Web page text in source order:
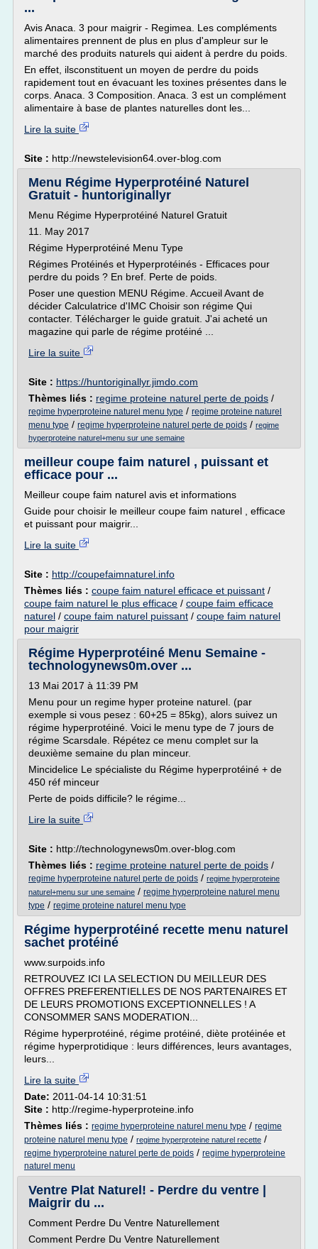
...
Avis Anaca. 3 pour maigrir - Regimea. Les compléments
alimentaires prennent de plus en plus d'ampleur sur le
marché des produits naturels qui aident à perdre du poids.
En effet, ilsconstituent un moyen de perdre du poids
rapidement tout en évacuant les toxines présentes dans le
corps. Anaca. 3 Composition. Anaca. 3 est un complément
alimentaire à base de plantes naturelles dont les...
Lire la suite
Site : http://newstelevision64.over-blog.com
Menu Régime Hyperprotéiné Naturel
Gratuit - huntoriginallyr
Menu Régime Hyperprotéiné Naturel Gratuit
11. May 2017
Régime Hyperprotéiné Menu Type
Régimes Protéinés et Hyperprotéinés - Efficaces pour
perdre du poids ? En bref. Perte de poids.
Poser une question MENU Régime. Accueil Avant de
décider Calculatrice d'IMC Choisir son régime Qui
contacter. Télécharger le guide gratuit. J'ai acheté un
magazine qui parle de régime protéiné ...
Lire la suite
Site : https://huntoriginallyr.jimdo.com
Thèmes liés : regime proteine naturel perte de poids /
regime hyperproteine naturel menu type / regime proteine naturel
menu type / regime hyperproteine naturel perte de poids / regime
hyperproteine naturel+menu sur une semaine
meilleur coupe faim naturel , puissant et
efficace pour ...
Meilleur coupe faim naturel avis et informations
Guide pour choisir le meilleur coupe faim naturel , efficace
et puissant pour maigrir...
Lire la suite
Site : http://coupefaimnaturel.info
Thèmes liés : coupe faim naturel efficace et puissant /
coupe faim naturel le plus efficace / coupe faim efficace
naturel / coupe faim naturel puissant / coupe faim naturel
pour maigrir
Régime Hyperprotéiné Menu Semaine -
technologynews0m.over ...
13 Mai 2017 à 11:39 PM
Menu pour un regime hyper proteine naturel. (par
exemple si vous pesez : 60+25 = 85kg), alors suivez un
régime hyperprotéiné. Voici le menu type de 7 jours de
régime Scarsdale. Répétez ce menu complet sur la
deuxième semaine du plan minceur.
Mincidelice Le spécialiste du Régime hyperprotéiné + de
450 réf minceur
Perte de poids difficile? le régime...
Lire la suite
Site : http://technologynews0m.over-blog.com
Thèmes liés : regime proteine naturel perte de poids /
regime hyperproteine naturel perte de poids / regime hyperproteine
naturel+menu sur une semaine / regime hyperproteine naturel menu
type / regime proteine naturel menu type
Régime hyperprotéiné recette menu naturel
sachet protéiné
www.surpoids.info
RETROUVEZ ICI LA SELECTION DU MEILLEUR DES
OFFRES PREFERENTIELLES DE NOS PARTENAIRES ET
DE LEURS PROMOTIONS EXCEPTIONNELLES ! A
CONSOMMER SANS MODERATION...
Régime hyperprotéiné, régime protéiné, diète protéinée et
régime hyperprotidique : leurs différences, leurs avantages,
leurs...
Lire la suite
Date: 2011-04-14 10:31:51
Site : http://regime-hyperproteine.info
Thèmes liés : regime hyperproteine naturel menu type / regime
proteine naturel menu type / regime hyperproteine naturel recette /
regime hyperproteine naturel perte de poids / regime hyperproteine
naturel menu
Ventre Plat Naturel! - Perdre du ventre |
Maigrir du ...
Comment Perdre Du Ventre Naturellement
Comment Perdre Du Ventre Naturellement